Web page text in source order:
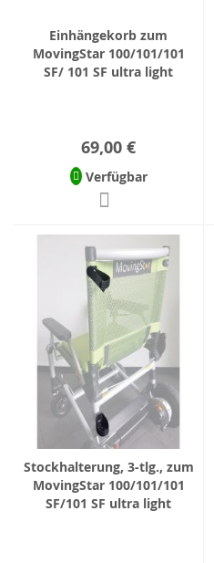
Einhängekorb zum
MovingStar 100/101/101
SF/ 101 SF ultra light
69,00 €
Verfügbar
Stockhalterung, 3-tlg., zum
MovingStar 100/101/101
SF/101 SF ultra light